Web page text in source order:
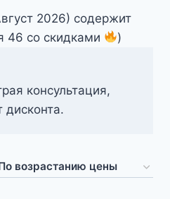
2026) содержит
46 со скидками
)
консультация,
дисконта.